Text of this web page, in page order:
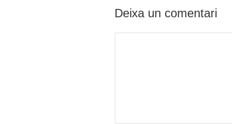
Deixa un comentari